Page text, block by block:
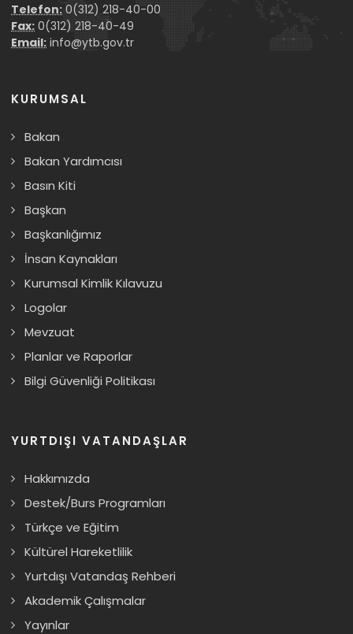
Telefon: 0(312) 218-40-00
Fax: 0(312) 218-40-49
Email: info@ytb.gov.tr
KURUMSAL
Bakan
Bakan Yardımcısı
Basın Kiti
Başkan
Başkanlığımız
İnsan Kaynakları
Kurumsal Kimlik Kılavuzu
Logolar
Mevzuat
Planlar ve Raporlar
Bilgi Güvenliği Politikası
YURTDIŞI VATANDAŞLAR
Hakkımızda
Destek/Burs Programları
Türkçe ve Eğitim
Kültürel Hareketlilik
Yurtdışı Vatandaş Rehberi
Akademik Çalışmalar
Yayınlar